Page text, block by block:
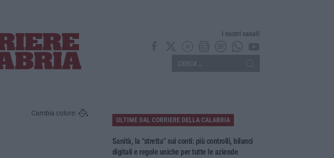
I nostri canali
Cambia colore:
ULTIME DAL CORRIERE DELLA CALABRIA
Sanità, la “stretta” sui conti: più controlli, bilanci
digitali e regole uniche per tutte le aziende